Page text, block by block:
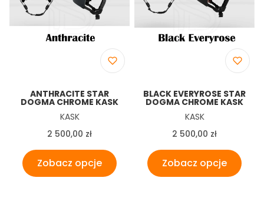
ANTHRACITE STAR
DOGMA CHROME KASK
Producent
KASK
Cena
2 500,00 zł
Zobacz opcje
BLACK EVERYROSE STAR
DOGMA CHROME KASK
Producent
KASK
Cena
2 500,00 zł
Zobacz opcje